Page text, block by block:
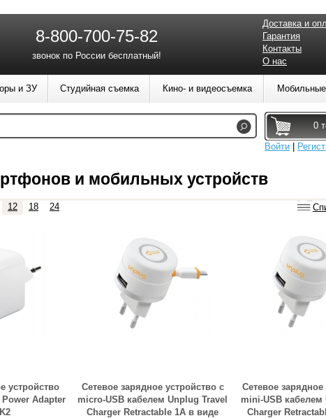
и мобильных устройств
12 18 24
устройство
Power Adapter
Сетевое зарядное устройство с
micro-USB кабелем Unplug Travel
Charger Retractable 1А в виде
Сетевое зарядное
mini-USB кабелем
Charger
8-800-700-75-82
звонок по России бесплатный!
Доставка и
Гарантия
Контакты
О нас
и ЗУ Студийная съемка Кино- и видеосъемка
0
Войти